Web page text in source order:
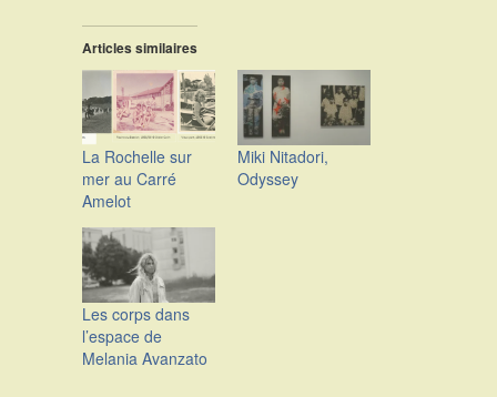
Articles similaires
La Rochelle sur
mer au Carré
Amelot
Miki Nitadori,
Odyssey
Les corps dans
l’espace de
Melania Avanzato